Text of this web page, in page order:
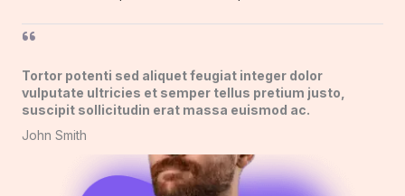
Tortor potenti sed aliquet feugiat integer dolor
vulputate ultricies et semper tellus pretium justo,
suscipit sollicitudin erat massa euismod ac.​
John Smith